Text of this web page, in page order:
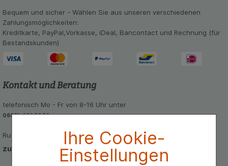
Ihre Cookie-
Einstellungen
Bequem und sicher - Wählen Sie aus unseren verschiedenen
Zahlungsmöglichkeiten:
Kreditkarte, PayPal,Vorkasse, iDeal, Bancontact und Rechnung (für
Bestandskunden)
Kontakt und Beratung
telefonisch Mo - Fr von 8-16 Uhr unter
06851-939 56 56
Rund um die Uhr per E-Mail
zum Kontaktformular